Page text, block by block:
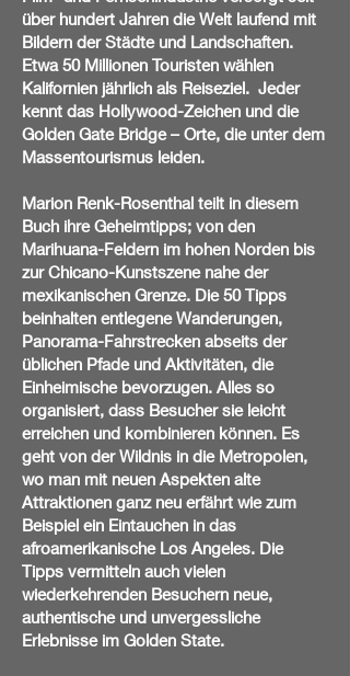
über hundert Jahren die Welt laufend mit
Bildern der Städte und Landschaften.
Etwa 50 Millionen Touristen wählen
Kalifornien jährlich als Reiseziel. Jeder
kennt das Hollywood-Zeichen und die
Golden Gate Bridge – Orte, die unter dem
Massentourismus leiden.
Marion Renk-Rosenthal teilt in diesem
Buch ihre Geheimtipps; von den
Marihuana-Feldern im hohen Norden bis
zur Chicano-Kunstszene nahe der
mexikanischen Grenze. Die 50 Tipps
beinhalten entlegene Wanderungen,
Panorama-Fahrstrecken abseits der
üblichen Pfade und Aktivitäten, die
Einheimische bevorzugen. Alles so
organisiert, dass Besucher sie leicht
erreichen und kombinieren können. Es
geht von der Wildnis in die Metropolen,
wo man mit neuen Aspekten alte
Attraktionen ganz neu erfährt wie zum
Beispiel ein Eintauchen in das
afroamerikanische Los Angeles. Die
Tipps vermitteln auch vielen
wiederkehrenden Besuchern neue,
authentische und unvergessliche
Erlebnisse im Golden State.